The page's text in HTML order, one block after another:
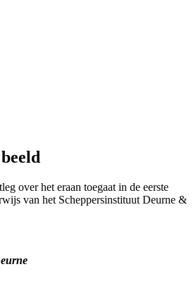
over het eraan toegaat in de eerste
van het Scheppersinstituut Deurne &